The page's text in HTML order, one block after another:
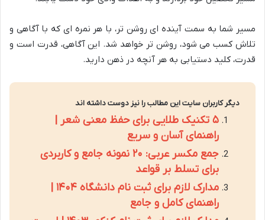
مسیر شما به سمت آینده ای روشن تر، با هر نمره ای که با آگاهی و
تلاش کسب می شود، روشن تر خواهد شد. این آگاهی، قدرت است و
قدرت، کلید دستیابی به هر آنچه در ذهن دارید.
دیگر کاربران سایت این مطالب را نیز دوست داشته اند
۵ تکنیک طلایی برای حفظ معنی شعر |
راهنمای آسان و سریع
جمع مکسر عربی: ۲۰ نمونه جامع و کاربردی
برای تسلط بر قواعد
راهنمای کامل و جامع